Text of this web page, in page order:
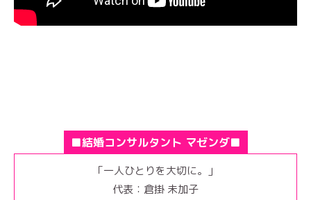
■結婚コンサルタント マゼンダ■
「一人ひとりを大切に。」
代表：倉掛 未加子